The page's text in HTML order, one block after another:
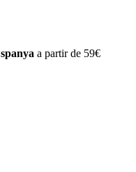
a partir de 59€